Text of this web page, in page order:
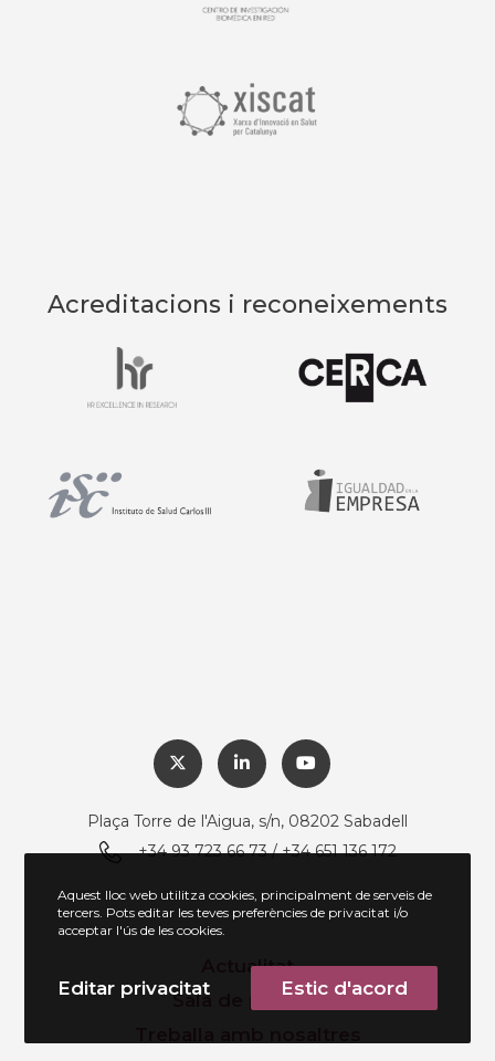
Acreditacions i reconeixements
Plaça Torre de l'Aigua, s/n, 08202 Sabadell
+34 93 723 66 73 / +34 651 136 172
Actualitat
Sala de premsa
Aquest lloc web utilitza cookies, principalment de serveis de
tercers. Pots editar les teves preferències de privacitat i/o
acceptar l'ús de les cookies.
Editar privacitat Estic d'acord